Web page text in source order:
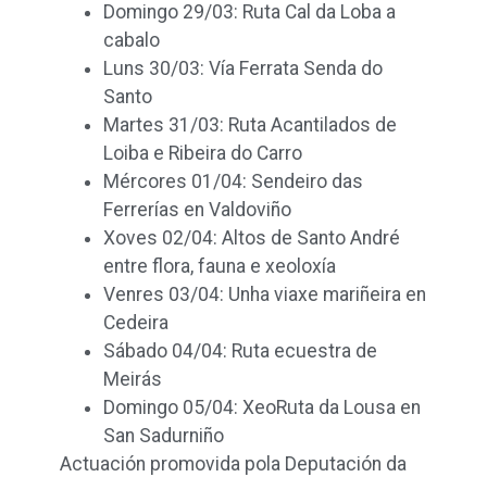
Domingo 29/03: Ruta Cal da Loba a
cabalo
Luns 30/03: Vía Ferrata Senda do
Santo
Martes 31/03: Ruta Acantilados de
Loiba e Ribeira do Carro
Mércores 01/04: Sendeiro das
Ferrerías en Valdoviño
Xoves 02/04: Altos de Santo André
entre flora, fauna e xeoloxía
Venres 03/04: Unha viaxe mariñeira en
Cedeira
Sábado 04/04: Ruta ecuestra de
Meirás
Domingo 05/04: XeoRuta da Lousa en
San Sadurniño
Actuación promovida pola Deputación da